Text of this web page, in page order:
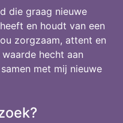
die graag nieuwe
en houdt van een
zorgzaam, attent en
hecht aan
met mij nieuwe